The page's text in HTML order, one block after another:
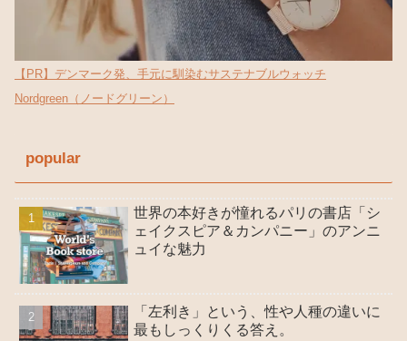
【PR】デンマーク発、手元に馴染むサステナブルウォッチ
Nordgreen（ノードグリーン）
popular
世界の本好きが憧れるパリの書店「シ
ェイクスピア＆カンパニー」のアンニ
ュイな魅力
「左利き」という、性や人種の違いに
最もしっくりくる答え。